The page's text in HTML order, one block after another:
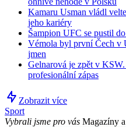
Kamaru Usman vládl
jeho kariéry
Šampion UFC se pustil
Vémola byl první Čech v
jmen
Gelnarová je zpět v
profesionální zápas
Zobrazit více
Sport
Vybrali jsme pro vás Magazíny